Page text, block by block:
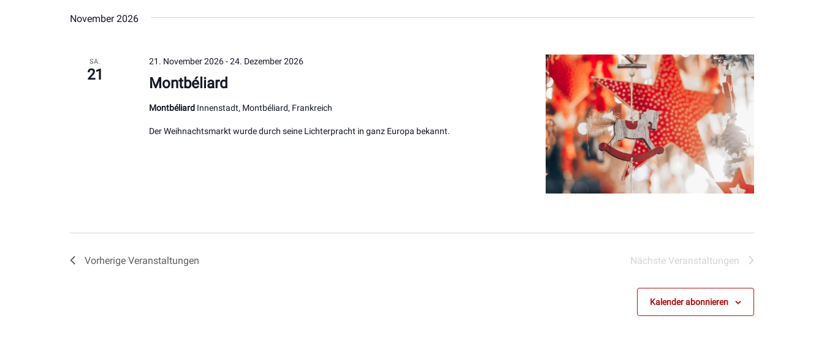
November 2026
SA.
21 Montbéliard
21. November 2026-24. Dezember 2026
Montbéliard Innenstadt, Montbéliard, Frankreich
Der Weihnachtsmarkt wurde durch seine Lichterpracht in ganz Europa bekannt.
Vorherige Veranstaltungen Nächste Veranstaltungen
Kalender abonnieren